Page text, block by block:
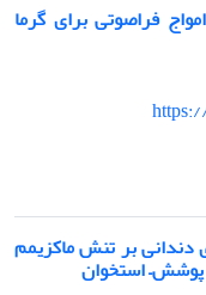
فراصوتی برای گرما
بر تنش ماکزیمم
استخوان